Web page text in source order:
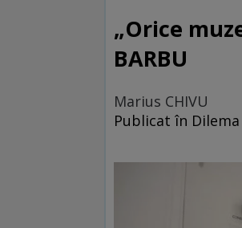
„Orice
BARBU
Marius CHIVU
Publicat în Dilema